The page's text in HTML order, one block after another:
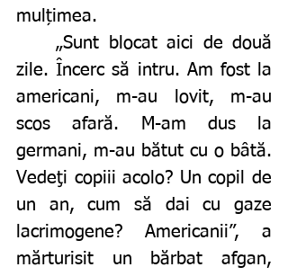
mulțimea.
	„Sunt blocat aici de două
zile. Încerc să intru. Am fost la
americani, m-au lovit, m-au
scos afară. M-am dus la
germani, m-au bătut cu o bâtă.
Vedeţi copiii acolo? Un copil de
un an, cum să dai cu gaze
lacrimogene? Americanii”, a
mărturisit un bărbat afgan,